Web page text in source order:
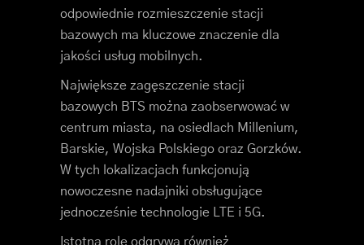
odpowiednie rozmieszczenie stacji
bazowych ma kluczowe znaczenie dla
jakości usług mobilnych.
Największe zagęszczenie stacji
bazowych BTS można zaobserwować w
centrum miasta, na osiedlach Millenium,
Barskie, Wojska Polskiego oraz Gorzków.
W tych lokalizacjach funkcjonują
nowoczesne nadajniki obsługujące
jednocześnie technologie LTE i 5G.
Istotną rolę odgrywa również